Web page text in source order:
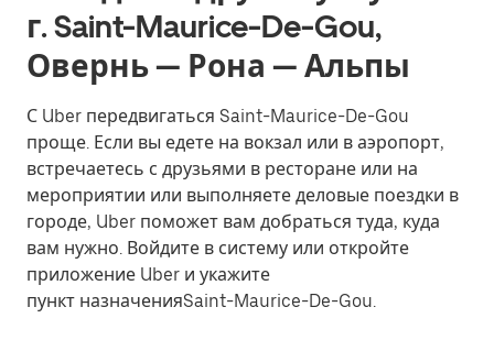
г. Saint-Maurice-De-Gou,
Овернь — Рона — Альпы
С Uber передвигаться Saint-Maurice-De-Gou
проще. Если вы едете на вокзал или в аэропорт,
встречаетесь с друзьями в ресторане или на
мероприятии или выполняете деловые поездки в
городе, Uber поможет вам добраться туда, куда
вам нужно. Войдите в систему или откройте
приложение Uber и укажите
пункт назначенияSaint-Maurice-De-Gou.